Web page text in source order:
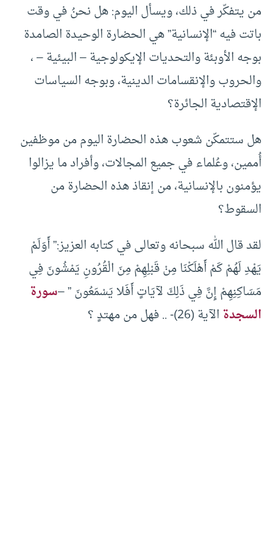
من يتفكّر في ذلك، ويسأل اليوم: هل نحنُ في وقت
باتت فيه “الإنسانية” هي الحضارة الوحيدة الصامدة
بوجه الأوبئة والتحديات الإيكولوجية – البيئية – ،
والحروب والإنقسامات الدينية، وبوجه السياسات
الإقتصادية الجائرة؟
هل ستتمكّن شعوب هذه الحضارة اليوم من موظفين
أُممين، وعُلماء في جميع المجالات، وأفراد ما يزالوا
يؤمنون بالإنسانية، من إنقاذ هذه الحضارة من
السقوط؟
لقد قال الله سبحانه وتعالى في كتابه العزيز:” أَوَلَمْ
يَهْدِ لَهُمْ كَمْ أَهْلَكْنَا مِنْ قَبْلِهِمْ مِنَ الْقُرُونِ يَمْشُونَ فِي
مَسَاكِنِهِمْ إِنَّ فِي ذَلِكَ لآيَاتٍ أَفَلا يَسْمَعُونَ ” –سورة
السجدةالآية (26)- .. فهل من مهتدٍ ؟